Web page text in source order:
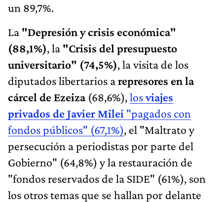
un 89,7%.
La "Depresión y crisis económica"
(88,1%), la "Crisis del presupuesto
universitario" (74,5%), la visita de los
diputados libertarios arepresores en la
cárcel de Ezeiza(68,6%),losviajes
privados de Javier Milei "pagados con
fondos públicos" (67,1%), el "Maltrato y
persecución a periodistas por parte del
Gobierno" (64,8%) y la restauración de
"fondos reservados de la SIDE" (61%), son
los otros temas que se hallan por delante